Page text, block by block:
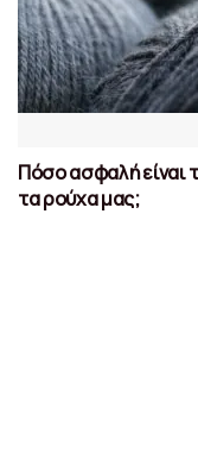
Πόσο ασφαλή είναι
τα ρούχα μας;